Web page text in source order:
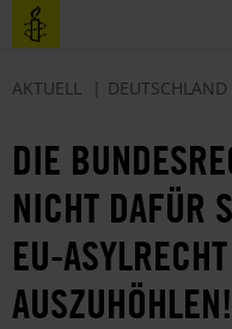
Direkt
zum
Benutzermenü
AKTUELL DEUTSCHLAND
DIE
NICHT DAFÜR
EU-
AUSZUHÖHLEN!